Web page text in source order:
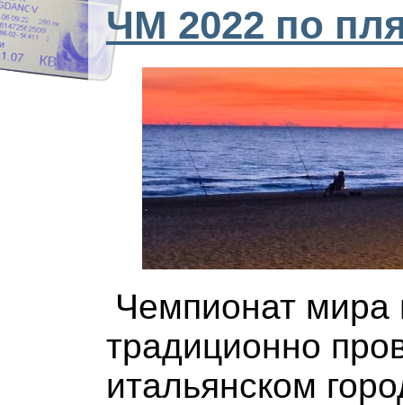
ЧМ 2022 по
Чемпионат мира
традиционно
итальянском